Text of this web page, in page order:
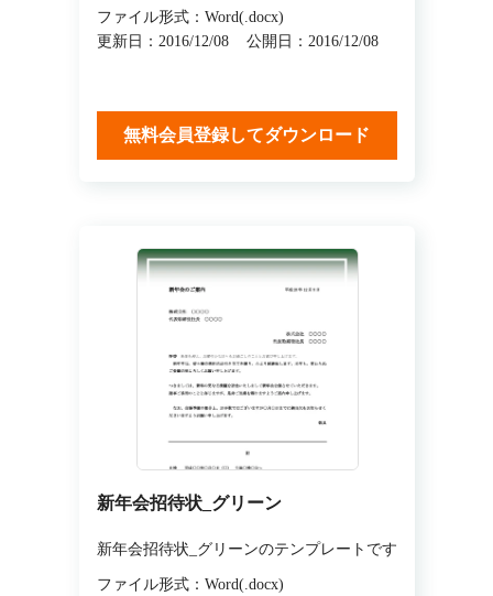
ファイル形式：Word(.docx)
更新日：2016/12/08
公開日：2016/12/08
無料会員登録してダウンロード
新年会招待状_グリーン
新年会招待状_グリーンのテンプレートです
ファイル形式：Word(.docx)